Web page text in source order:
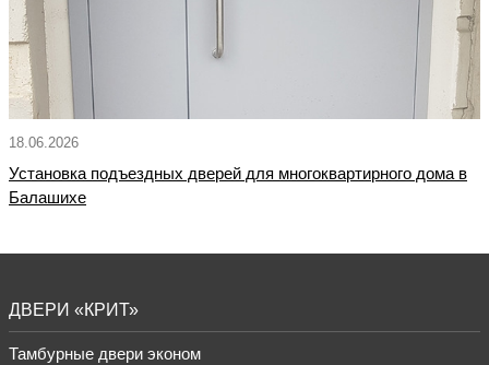
18.06.2026
Установка подъездных дверей для многоквартирного дома в
Балашихе
ДВЕРИ «КРИТ»
Тамбурные двери эконом